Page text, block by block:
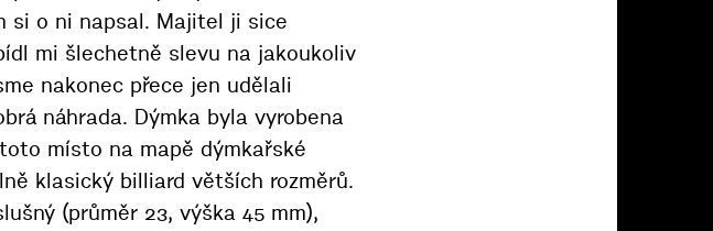
si o ni napsal. Majitel ji sice
mi šlechetně slevu na jakoukoliv
nakonec přece jen udělali
náhrada. Dýmka byla vyrobena
místo na mapě dýmkařské
klasický billiard větších rozměrů.
(průměr 23, výška 45 mm),